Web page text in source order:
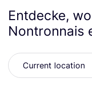
Entdecke,
Nontronnais